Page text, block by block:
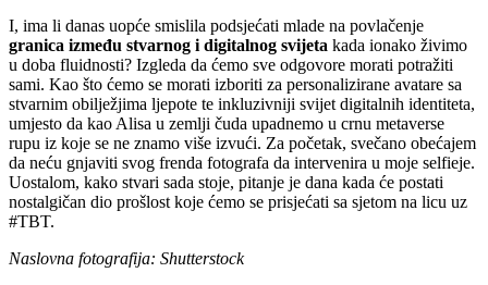
I, ima li danas uopće smislila podsjećati mlade na povlačenje
granica između stvarnog i digitalnog svijeta kada ionako živimo
u doba fluidnosti? Izgleda da ćemo sve odgovore morati potražiti
sami. Kao što ćemo se morati izboriti za personalizirane avatare sa
stvarnim obilježjima ljepote te inkluzivniji svijet digitalnih identiteta,
umjesto da kao Alisa u zemlji čuda upadnemo u crnu metaverse
rupu iz koje se ne znamo više izvući. Za početak, svečano obećajem
da neću gnjaviti svog frenda fotografa da intervenira u moje selfieje.
Uostalom, kako stvari sada stoje, pitanje je dana kada će postati
nostalgičan dio prošlost koje ćemo se prisjećati sa sjetom na licu uz
#TBT.
Naslovna fotografija: Shutterstock